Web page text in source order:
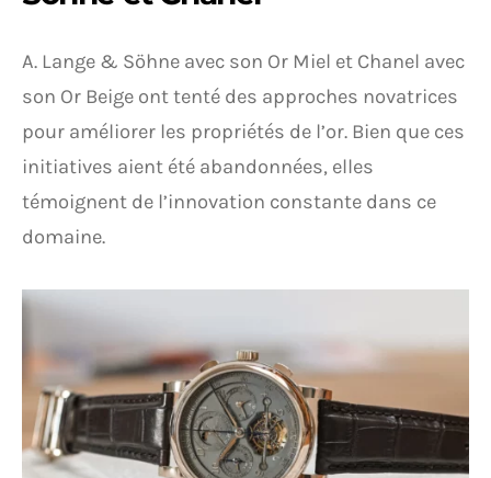
A. Lange & Söhne avec son Or Miel et Chanel avec
son Or Beige ont tenté des approches novatrices
pour améliorer les propriétés de l’or. Bien que ces
initiatives aient été abandonnées, elles
témoignent de l’innovation constante dans ce
domaine.